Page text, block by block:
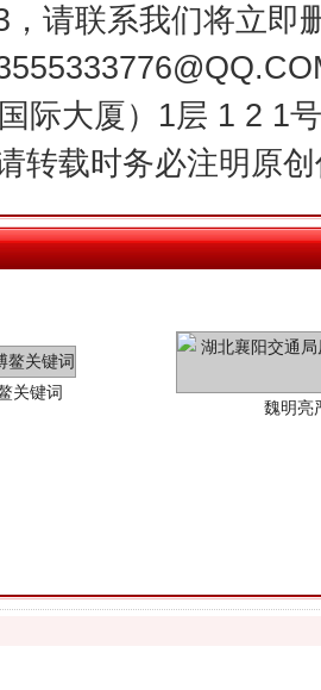
，请联系我们将立即
际大厦）1层 1 2 1
转载时务必注明原
关键词
魏明亮